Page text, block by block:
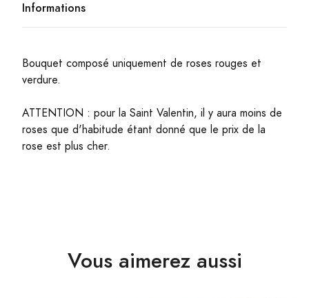
Informations
Bouquet composé uniquement de roses rouges et
verdure.
ATTENTION : pour la Saint Valentin, il y aura moins de
roses que d'habitude étant donné que le prix de la
rose est plus cher.
Vous aimerez aussi